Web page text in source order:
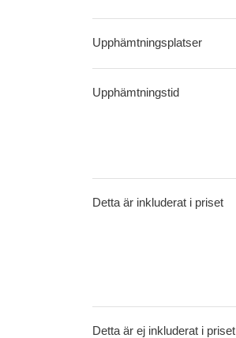
Upphämtningsplatser
Upphämtningstid
Detta är inkluderat i priset
Detta är ej inkluderat i priset